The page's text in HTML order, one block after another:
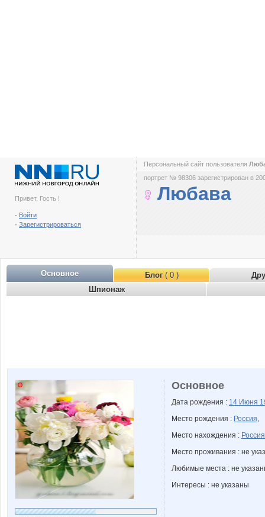
Привет, Гость !
- Войти
- Зарегистрироваться
Персональный сайт пользователя
портрет № 98306 зарегистрирован в
Любава
Основное Блог( 0 )
Шпионаж
Основное
Дата рождения : 14 Июня
Место рождения : Россия,
Место нахождения : Россия
Место проживания : не
Любимые места : не
Интересы : не указаны